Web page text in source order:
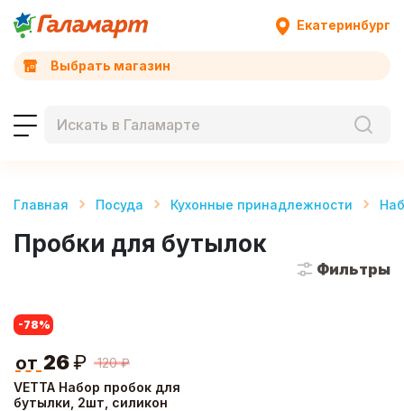
Екатеринбург
Выбрать магазин
Главная Посуда Кухонные принадлежности
Пробки для бутылок
Фильтры
VETTA Набор пробок для
бутылки, 2шт, силикон
-78%
120 ₽
от 26₽